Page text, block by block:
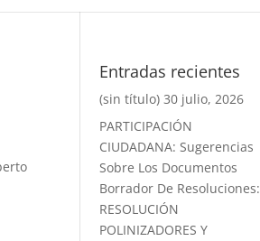
Entradas recientes
(sin título) 30 julio, 2026
PARTICIPACIÓN
CIUDADANA: Sugerencias
Sobre Los Documentos
Borrador De Resoluciones:
RESOLUCIÓN
POLINIZADORES Y